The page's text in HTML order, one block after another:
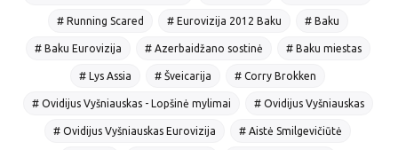
# Running Scared # Eurovizija 2012 Baku # Baku
# Baku Eurovizija # Azerbaidžano sostinė # Baku miestas
# Lys Assia # Šveicarija # Corry Brokken
# Ovidijus Vyšniauskas - Lopšinė mylimai # Ovidijus Vyšniauskas
# Ovidijus Vyšniauskas Eurovizija # Aistė Smilgevičiūtė